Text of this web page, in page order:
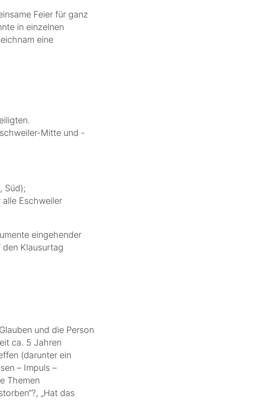
Feier für ganz
in einzelnen
eine
Mitte und -
Süd);
Eschweiler
eingehender
Klausurtag
und die Person
ca. 5 Jahren
(darunter ein
– Impuls –
Themen
„Hat das